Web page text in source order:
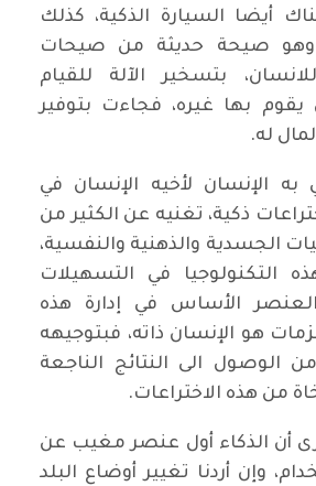
أيضا السيارة الذكية، كذلك
وهو صيحة حديثة من صيحات
بتسخير الآلة للقيام
يقوم بها غيره، فجاءت بتوفير
له.
به الإنسان لأخيه الإنسان في
ذكية، تغنيه عن الكثير من
الجسدية والذهنية والنفسية،
التكنولوجيا في التسهيلات
العنصر الأساس في إدارة هذه
هو الإنسان ذاته، فبتوجيهه
الوصول الى النتائج الناجعة
من هذه الاختراعات.
أن الذكاء أول عنصر مغيب عن
وإن أردنا تغيير أوضاع البلد